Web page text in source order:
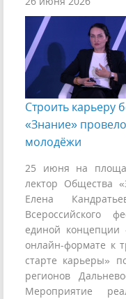
Строить карьеру
«Знание»
молодёжи
25 июня на
лектор Общества
Елена
Всероссийского
единой концепции
онлайн-формате к
старте карьеры»
регионов
Мероприятие